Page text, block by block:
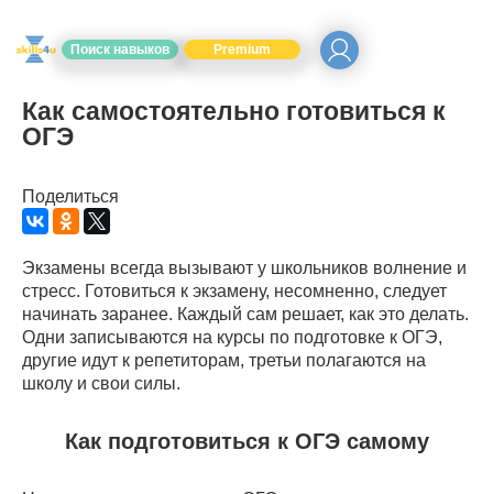
Поиск навыков Premium
Как самостоятельно готовиться к
ОГЭ
Поделиться
Экзамены всегда вызывают у школьников волнение и
стресс. Готовиться к экзамену, несомненно, следует
начинать заранее. Каждый сам решает, как это делать.
Одни записываются на курсы по подготовке к ОГЭ,
другие идут к репетиторам, третьи полагаются на
школу и свои силы.
Как подготовиться к ОГЭ самому